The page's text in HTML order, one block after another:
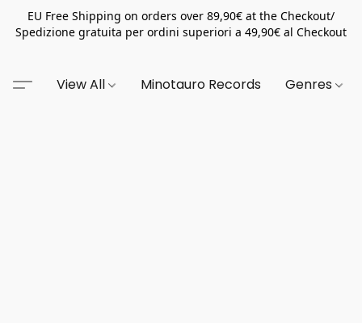
EU Free Shipping on orders over 89,90€ at the Checkout/
Spedizione gratuita per ordini superiori a 49,90€ al Checkout
View All Minotauro Records Genres